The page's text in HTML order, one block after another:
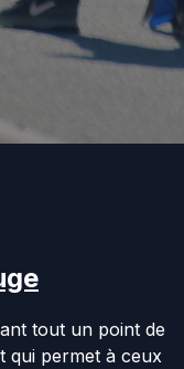
tout un point de
qui permet à ceux